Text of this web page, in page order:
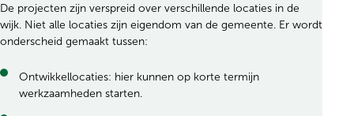
De projecten zijn verspreid over verschillende locaties in de
wijk. Niet alle locaties zijn eigendom van de gemeente. Er wordt
onderscheid gemaakt tussen:
Ontwikkellocaties: hier kunnen op korte termijn
werkzaamheden starten.